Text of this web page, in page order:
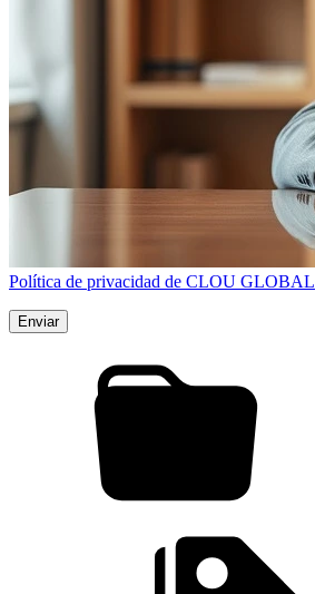
Política de privacidad de CLOU GLOBAL